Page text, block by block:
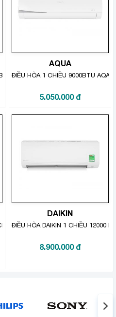
chế độ “Dry” chỉ sau một
GWC12KC-K6N0C4
AQUA
ĐIỀU HÒA 1 CHIỀU 9000BTU AQA-
5.050.000 đ
SH-09FS32
DAIKIN
ĐIỀU HÒA DAIKIN 1 CHIỀU 12000
8.900.000 đ